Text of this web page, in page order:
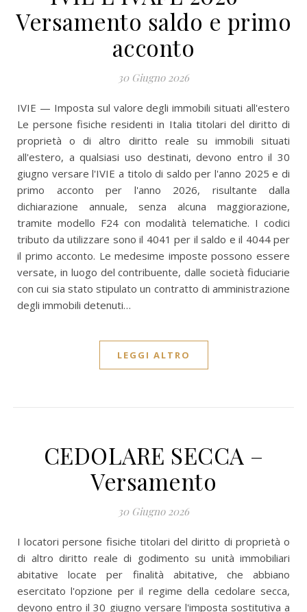
Versamento saldo e primo
acconto
30 Giugno 2026
IVIE — Imposta sul valore degli immobili situati all'estero
Le persone fisiche residenti in Italia titolari del diritto di
proprietà o di altro diritto reale su immobili situati
all'estero, a qualsiasi uso destinati, devono entro il 30
giugno versare l'IVIE a titolo di saldo per l'anno 2025 e di
primo acconto per l'anno 2026, risultante dalla
dichiarazione annuale, senza alcuna maggiorazione,
tramite modello F24 con modalità telematiche. I codici
tributo da utilizzare sono il 4041 per il saldo e il 4044 per
il primo acconto. Le medesime imposte possono essere
versate, in luogo del contribuente, dalle società fiduciarie
con cui sia stato stipulato un contratto di amministrazione
degli immobili detenuti…
LEGGI ALTRO
CEDOLARE SECCA –
Versamento
30 Giugno 2026
I locatori persone fisiche titolari del diritto di proprietà o
di altro diritto reale di godimento su unità immobiliari
abitative locate per finalità abitative, che abbiano
esercitato l'opzione per il regime della cedolare secca,
devono entro il 30 giugno versare l'imposta sostitutiva a